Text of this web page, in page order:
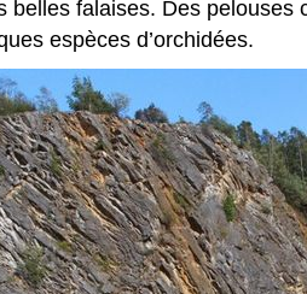
belles falaises. Des
espèces d’orchidées.